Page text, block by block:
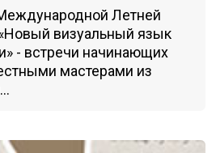
Летней
визуальный язык
- встречи начинающих
мастерами из